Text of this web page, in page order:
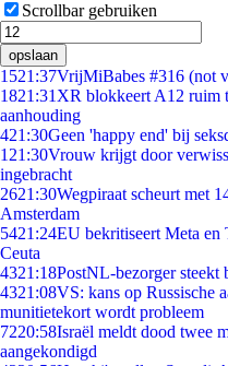
Scrollbar gebruiken
opslaan
1521:37VrijMiBabes #316 (not
1821:31 XR blokkeert A12 ruim
aanhouding
421:30Geen 'happy end' bij
1 21:30Vrouw krijgt door
ingebracht
2621:30Wegpiraat scheurt met
Amsterdam
5421:24EU bekritiseert Meta en
Ceuta
4321:18PostNL-bezorger steekt
4321:08VS: kans op Russische
munitietekort wordt probleem
7220:58Israël meldt dood twee
aangekondigd